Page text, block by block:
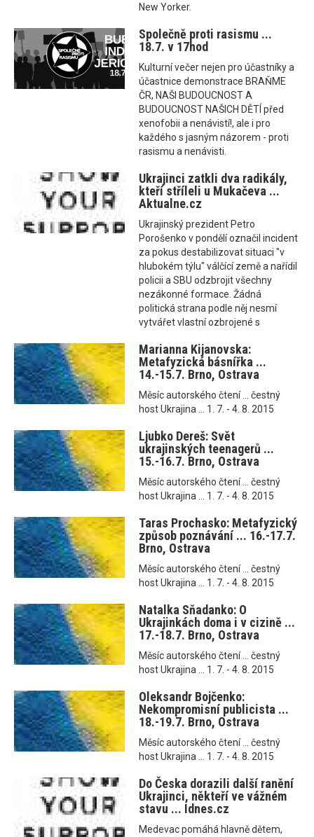
New Yorker.
Společně proti rasismu ...
18.7. v 17hod
Kulturní večer nejen pro účastníky a
účastnice demonstrace BRAŇME
ČR, NAŠI BUDOUCNOST A
BUDOUCNOST NAŠICH DĚTÍ před
xenofobii a nenávistí!, ale i pro
každého s jasným názorem - proti
rasismu a nenávisti.
Ukrajinci zatkli dva radikály,
kteří stříleli u Mukačeva ...
Aktualne.cz
Ukrajinský prezident Petro
Porošenko v pondělí označil incident
za pokus destabilizovat situaci "v
hlubokém týlu" válčící země a nařídil
policii a SBU odzbrojit všechny
nezákonné formace. Žádná
politická strana podle něj nesmí
vytvářet vlastní ozbrojené s
Marianna Kijanovska:
Metafyzická básnířka ...
14.-15.7. Brno, Ostrava
Měsíc autorského čtení ... čestný
host Ukrajina ... 1. 7. - 4. 8. 2015
Ljubko Dereš: Svět
ukrajinských teenagerů ...
15.-16.7. Brno, Ostrava
Měsíc autorského čtení ... čestný
host Ukrajina ... 1. 7. - 4. 8. 2015
Taras Prochasko: Metafyzický
způsob poznávání ... 16.-17.7.
Brno, Ostrava
Měsíc autorského čtení ... čestný
host Ukrajina ... 1. 7. - 4. 8. 2015
Natalka Sňadanko: O
Ukrajinkách doma i v cizině ...
17.-18.7. Brno, Ostrava
Měsíc autorského čtení ... čestný
host Ukrajina ... 1. 7. - 4. 8. 2015
Oleksandr Bojčenko:
Nekompromisní publicista ...
18.-19.7. Brno, Ostrava
Měsíc autorského čtení ... čestný
host Ukrajina ... 1. 7. - 4. 8. 2015
Do Česka dorazili další ranění
Ukrajinci, někteří ve vážném
stavu ... Idnes.cz
Medevac pomáhá hlavně dětem,